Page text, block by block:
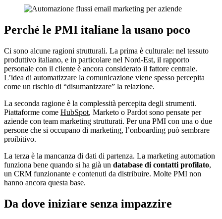
Perché le PMI italiane la usano poco
Ci sono alcune ragioni strutturali. La prima è culturale: nel tessuto
produttivo italiano, e in particolare nel Nord-Est, il rapporto
personale con il cliente è ancora considerato il fattore centrale.
L’idea di automatizzare la comunicazione viene spesso percepita
come un rischio di “disumanizzare” la relazione.
La seconda ragione è la complessità percepita degli strumenti.
Piattaforme come HubSpot, Marketo o Pardot sono pensate per
aziende con team marketing strutturati. Per una PMI con una o due
persone che si occupano di marketing, l’onboarding può sembrare
proibitivo.
La terza è la mancanza di dati di partenza. La marketing automation
funziona bene quando si ha già un database di contatti profilato,
un CRM funzionante e contenuti da distribuire. Molte PMI non
hanno ancora questa base.
Da dove iniziare senza impazzire